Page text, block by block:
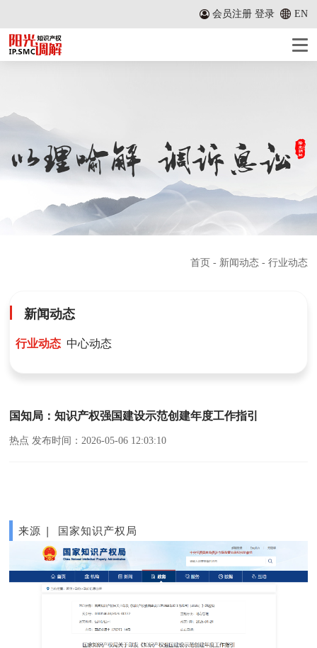
会员注册 登录 EN
首页 - 新闻动态- 行业动态
新闻动态
行业动态 中心动态
国知局：知识产权强国建设示范创建年度工作指引
热点 发布时间：2026-05-06 12:03:10
来源 | 国家知识产权局